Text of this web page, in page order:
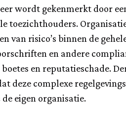
wordt gekenmerkt door
van risico’s binnen de
en andere
en reputatieschade.
deze complexe
eigen organisatie.